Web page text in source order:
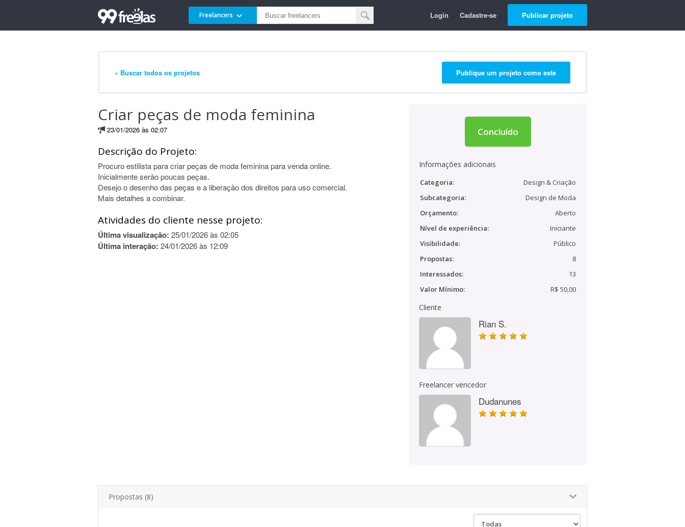
Freelancers Login Cadastre-se Publicar projeto
« Buscar todos os projetos Publique um projeto como este
Criar peças de moda feminina
23/01/2026 às 02:07
Descrição do Projeto:
Procuro estilista para criar peças de moda feminina para venda online.
Inicialmente serão poucas peças.
Desejo o desenho das peças e a liberação dos direitos para uso comercial.
Mais detalhes a combinar.
Atividades do cliente nesse projeto:
Última visualização: 25/01/2026 às 02:05
Última interação: 24/01/2026 às 12:09
Concluído
Informações adicionais
Categoria:
Design & Criação
Subcategoria:
Design de Moda
Orçamento:
Aberto
Nível de experiência:
Iniciante
Visibilidade:
Público
Propostas:
8
Interessados:
13
Valor Mínimo:
R$ 50,00
Cliente
Rian S.
Freelancer vencedor
Dudanunes
Propostas (8)